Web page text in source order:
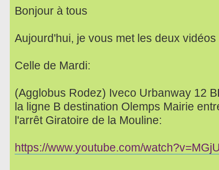
Bonjour à tous
Aujourd'hui, je vous met les deux
Celle de Mardi:
(Agglobus Rodez) Iveco Urbanway 12
la ligne B destination Olemps Mairie
l'arrêt Giratoire de la Mouline:
https://www.youtube.com/